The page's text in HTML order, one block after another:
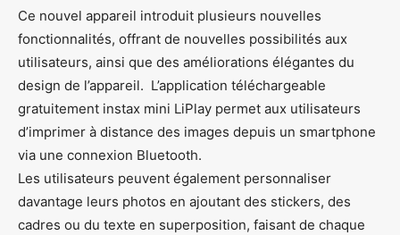
Ce nouvel appareil introduit plusieurs nouvelles
fonctionnalités, offrant de nouvelles possibilités aux
utilisateurs, ainsi que des améliorations élégantes du
design de l’appareil. L’application téléchargeable
gratuitement instax mini LiPlay permet aux utilisateurs
d’imprimer à distance des images depuis un smartphone
via une connexion Bluetooth.
Les utilisateurs peuvent également personnaliser
davantage leurs photos en ajoutant des stickers, des
cadres ou du texte en superposition, faisant de chaque